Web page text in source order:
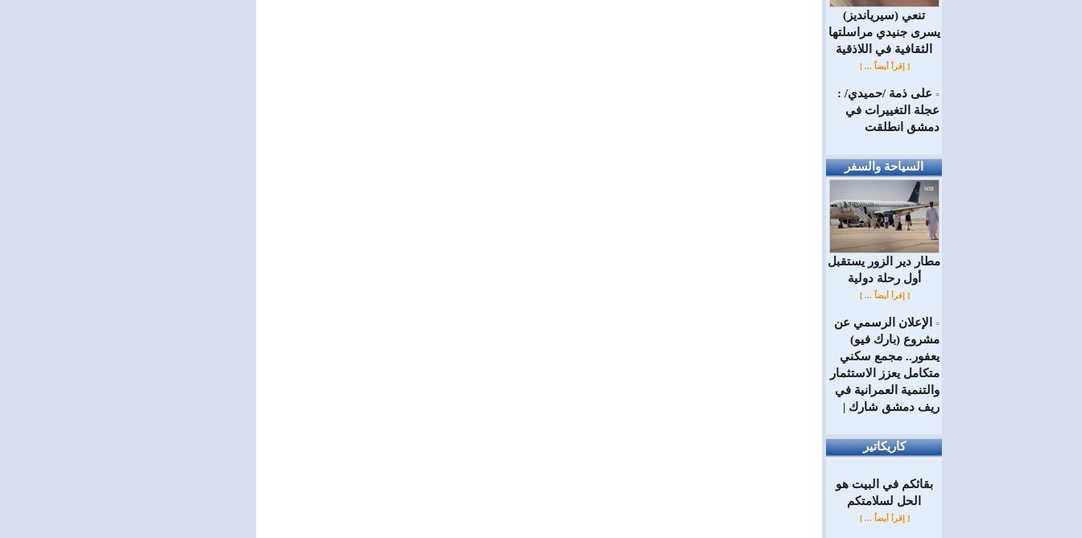
(سيريانديز) تنعي
يسرى جنيدي مراسلتها
الثقافية في اللاذقية
[ إقرأ أيضاً ... ]
= على ذمة /حميدي/ :
عجلة التغييرات في
دمشق انطلقت
السياحة والسفر
مطار دير الزور يستقبل
أول رحلة دولية
[ إقرأ أيضاً ... ]
=
الإعلان الرسمي عن
مشروع (بارك فيو)
يعفور.. مجمع سكني
متكامل يعزز الاستثمار
والتنمية العمرانية في
ريف دمشق شارك |
كاريكاتير
بقائكم في البيت هو
الحل لسلامتكم
[ إقرأ أيضاً ... ]